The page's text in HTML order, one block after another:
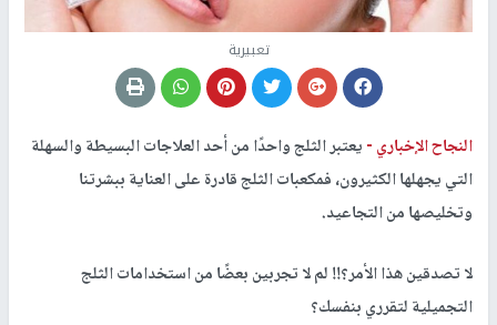
تعبيرية
النجاح الإخباري -يعتبر الثلج واحدًا من أحد العلاجات البسيطة والسهلة
التي يجهلها الكثيرون، فمكعبات الثلج قادرة على العناية ببشرتنا
وتخليصها من التجاعيد.
لا تصدقين هذا الأمر؟!! لم لا تجربين بعضًا من استخدامات الثلج
التجميلية لتقرري بنفسك؟